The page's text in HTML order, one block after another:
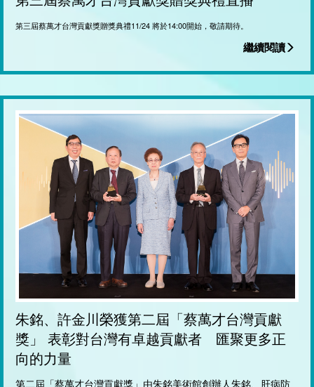
第三屆蔡萬才台灣貢獻獎贈獎典禮11/24 將於14:00開始，敬請期待。
繼續閱讀
朱銘、許金川榮獲第二屆「蔡萬才台灣貢獻
獎」 表彰對台灣有卓越貢獻者 匯聚更多正
向的力量
第二屆「蔡萬才台灣貢獻獎」由朱銘美術館創辦人朱銘、肝病防